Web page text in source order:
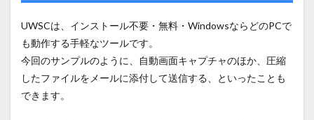
UWSCは、インストール不要・無料・WindowsならどのPCで
も動作する手軽なツールです。
今回のサンプルのように、自動画面キャプチャのほか、圧縮
したファイルをメールに添付して送信する、といったことも
できます。